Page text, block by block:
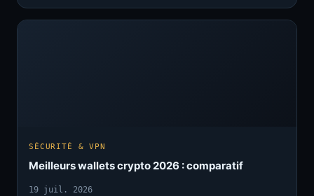
SÉCURITÉ & VPN
Meilleurs wallets crypto 2026 : comparatif
19 juil. 2026